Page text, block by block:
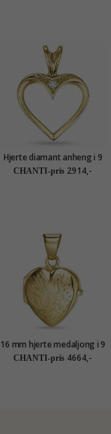
Hjerte diamant anheng i 9
karat gull 0,009 ct
CHANTI-pris 2914,-
16 mm hjerte medaljong i 9
karat gull
CHANTI-pris 4664,-